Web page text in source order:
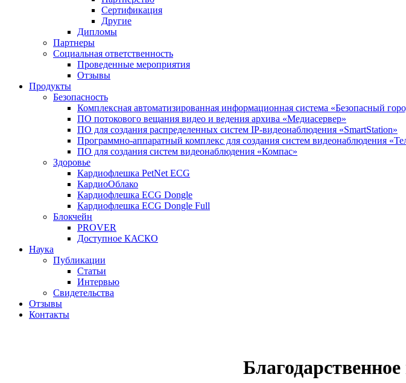
Сертификация
Другие
Дипломы
Партнеры
Социальная ответственность
Проведенные мероприятия
Отзывы
Продукты
Безопасность
Комплексная автоматизированная информационная система «Безопасный
ПО потокового вещания видео и ведения архива «Медиасервер»
ПО для создания распределенных систем IP-видеонаблюдения «SmartStation»
Программно-аппаратный комплекс для создания систем видеонаблюдения
ПО для создания систем видеонаблюдения «Компас»
Здоровье
Кардиофлешка PetNet ECG
КардиоОблако
Кардиофлешка ЕCG Dongle
Кардиофлешка ECG Dongle Full
Блокчейн
PROVER
Доступное КАСКО
Наука
Публикации
Статьи
Интервью
Свидетельства
Отзывы
Контакты